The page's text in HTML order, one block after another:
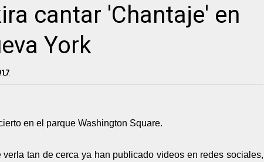
cantar 'Chantaje' en
York
en el parque Washington Square.
tan de cerca ya han publicado videos en redes sociales,